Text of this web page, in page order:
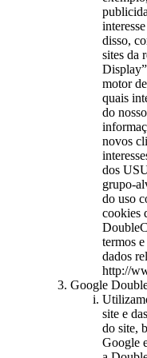
disso,
sites da
motor
quais
do
novos
dos
grupo-
do uso
cookies
termos
dados
http://
Google
site e
do site,
Google